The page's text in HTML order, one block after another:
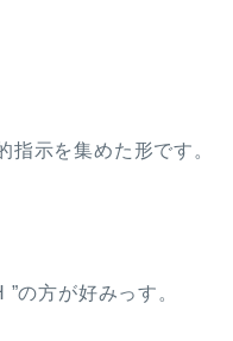
指示を集めた形です。
の方が好みっす。